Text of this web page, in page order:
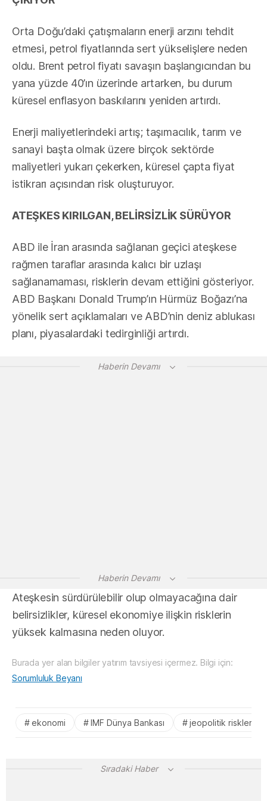
Orta Doğu’daki çatışmaların enerji arzını tehdit
etmesi, petrol fiyatlarında sert yükselişlere neden
oldu. Brent petrol fiyatı savaşın başlangıcından bu
yana yüzde 40’ın üzerinde artarken, bu durum
küresel enflasyon baskılarını yeniden artırdı.
Enerji maliyetlerindeki artış; taşımacılık, tarım ve
sanayi başta olmak üzere birçok sektörde
maliyetleri yukarı çekerken, küresel çapta fiyat
istikrarı açısından risk oluşturuyor.
ATEŞKES KIRILGAN, BELİRSİZLİK SÜRÜYOR
ABD ile İran arasında sağlanan geçici ateşkese
rağmen taraflar arasında kalıcı bir uzlaşı
sağlanamaması, risklerin devam ettiğini gösteriyor.
ABD Başkanı Donald Trump’ın Hürmüz Boğazı’na
yönelik sert açıklamaları ve ABD’nin deniz ablukası
planı, piyasalardaki tedirginliği artırdı.
Haberin Devamı
Haberin Devamı
Ateşkesin sürdürülebilir olup olmayacağına dair
belirsizlikler, küresel ekonomiye ilişkin risklerin
yüksek kalmasına neden oluyor.
Burada yer alan bilgiler yatırım tavsiyesi içermez. Bilgi için:
Sorumluluk Beyanı
ekonomi IMF Dünya Bankası jeopolitik riskler
Sıradaki Haber